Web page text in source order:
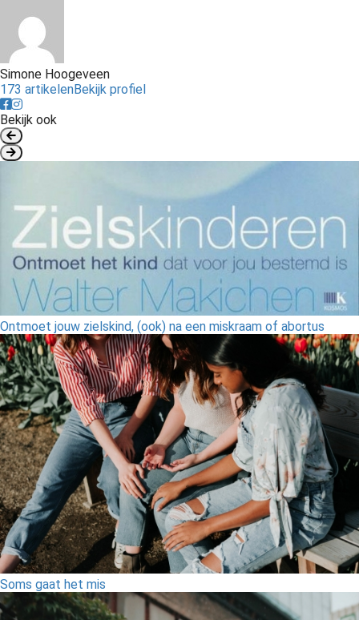
Simone Hoogeveen
173 artikelenBekijk profiel
Bekijk ook
Ontmoet jouw zielskind, (ook) na een miskraam of abortus
Soms gaat het mis